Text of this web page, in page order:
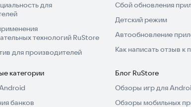
для
технологий RuStore
для производителей
Сбой обновления
Детский режим
Автообновление
Как написать отзыв
категории
банков
Блог RuStore
Обзоры игр для
Обзоры мобильных